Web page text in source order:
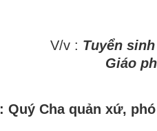
V/v : Tuyển
Giáo
: Quý Cha quản xứ,